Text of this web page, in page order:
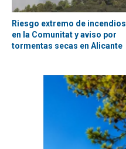
Riesgo extremo de incendios
en la Comunitat y aviso por
tormentas secas en Alicante